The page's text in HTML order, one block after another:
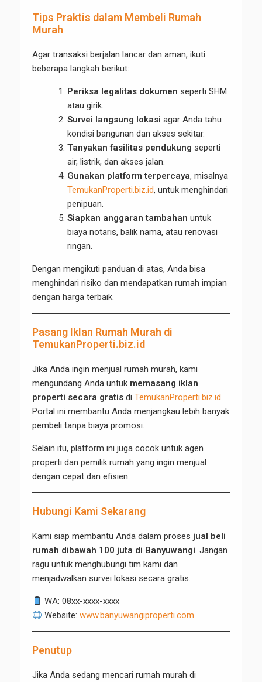
Tips Praktis dalam Membeli Rumah
Murah
Agar transaksi berjalan lancar dan aman, ikuti
beberapa langkah berikut:
Periksa legalitas dokumen seperti SHM
atau girik.
Survei langsung lokasi agar Anda tahu
kondisi bangunan dan akses sekitar.
Tanyakan fasilitas pendukung seperti
air, listrik, dan akses jalan.
Gunakan platform terpercaya, misalnya
TemukanProperti.biz.id, untuk menghindari
penipuan.
Siapkan anggaran tambahan untuk
biaya notaris, balik nama, atau renovasi
ringan.
Dengan mengikuti panduan di atas, Anda bisa
menghindari risiko dan mendapatkan rumah impian
dengan harga terbaik.
Pasang Iklan Rumah Murah di
TemukanProperti.biz.id
Jika Anda ingin menjual rumah murah, kami
mengundang Anda untuk memasang iklan
properti secara gratis di TemukanProperti.biz.id.
Portal ini membantu Anda menjangkau lebih banyak
pembeli tanpa biaya promosi.
Selain itu, platform ini juga cocok untuk agen
properti dan pemilik rumah yang ingin menjual
dengan cepat dan efisien.
Hubungi Kami Sekarang
Kami siap membantu Anda dalam proses jual beli
rumah dibawah 100 juta di Banyuwangi. Jangan
ragu untuk menghubungi tim kami dan
menjadwalkan survei lokasi secara gratis.
WA: 08xx-xxxx-xxxx
Website:www.banyuwangiproperti.com
Penutup
Jika Anda sedang mencari rumah murah di